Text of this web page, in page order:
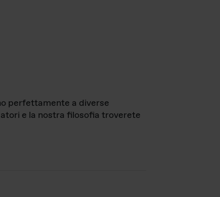
perfettamente a diverse
e la nostra filosofia troverete